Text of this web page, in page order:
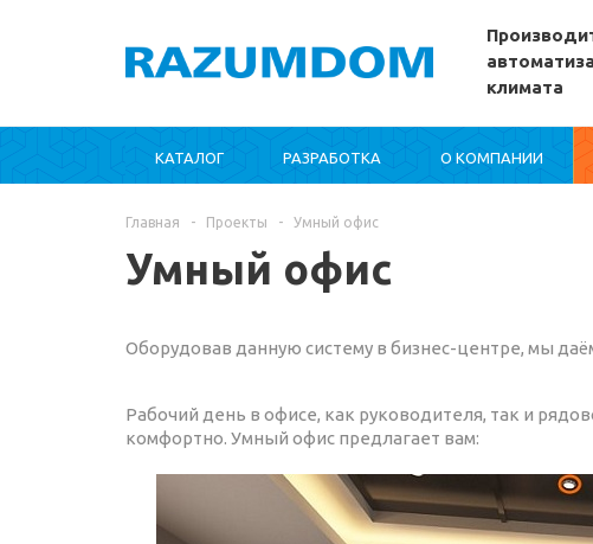
климата
КАТАЛОГ РАЗРАБОТКА О КОМПАНИИ
Главная - Проекты - Умный офис
Умный офис
Оборудовав данную систему в бизнес-центре, мы
Рабочий день в офисе, как руководителя, так и
комфортно. Умный офис предлагает вам: